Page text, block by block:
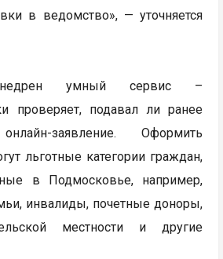
в ведомство», — уточняется
умный сервис –
проверяет, подавал ли ранее
заявление. Оформить
льготные категории граждан,
в Подмосковье, например,
инвалиды, почетные доноры,
местности и другие